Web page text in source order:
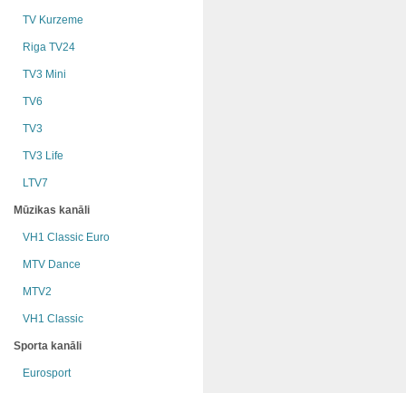
TV Kurzeme
Riga TV24
TV3 Mini
TV6
TV3
TV3 Life
LTV7
Mūzikas kanāli
VH1 Classic Euro
MTV Dance
MTV2
VH1 Classic
Sporta kanāli
Eurosport